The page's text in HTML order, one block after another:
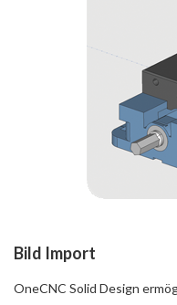
Bild Import
OneCNC Solid Design